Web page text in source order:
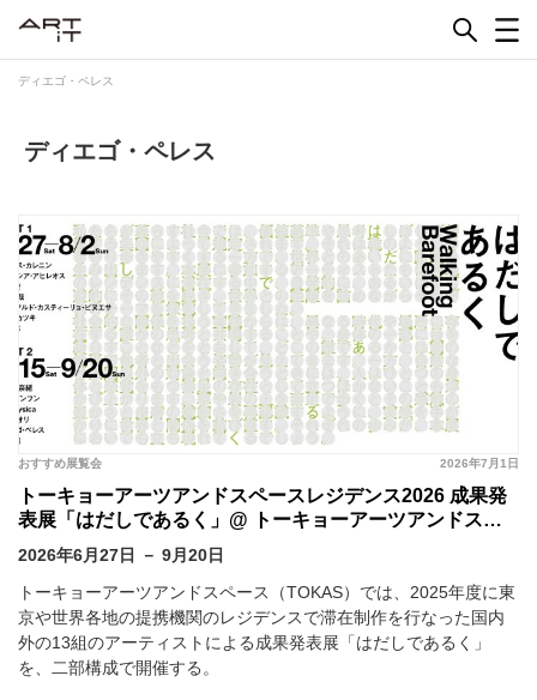
ディエゴ・ペレス
ディエゴ・ペレス
2026年7月1日
おすすめ展覧会
トーキョーアーツアンドスペースレジデンス2026 成果発
表展「はだしであるく」@ トーキョーアーツアンドスペ
ース本郷
2026年6月27日 － 9月20日
トーキョーアーツアンドスペース（TOKAS）では、2025年度に東
京や世界各地の提携機関のレジデンスで滞在制作を行なった国内
外の13組のアーティストによる成果発表展「はだしであるく」
を、二部構成で開催する。